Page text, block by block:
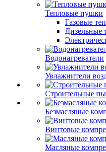
Тепловые пушки
Газовые
Дизельные
Водонагреватели
Увлажнители
Строительные
Безмасляные
Винтовые
Масляные